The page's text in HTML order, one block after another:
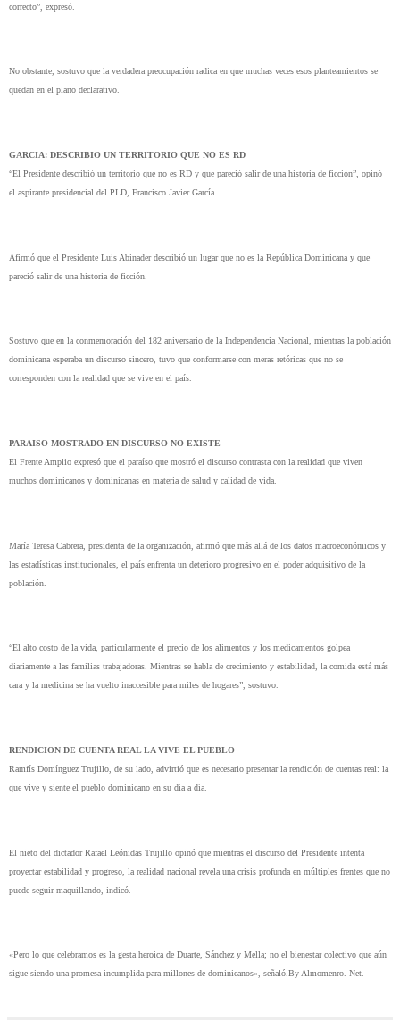
correcto”, expresó.
No obstante, sostuvo que la verdadera preocupación radica en que muchas veces esos planteamientos se
quedan en el plano declarativo.
GARCIA: DESCRIBIO UN TERRITORIO QUE NO ES RD
“El Presidente describió un territorio que no es RD y que pareció salir de una historia de ficción”, opinó
el aspirante presidencial del PLD, Francisco Javier García.
Afirmó que el Presidente Luis Abinader describió un lugar que no es la República Dominicana y que
pareció salir de una historia de ficción.
Sostuvo que en la conmemoración del 182 aniversario de la Independencia Nacional, mientras la población
dominicana esperaba un discurso sincero, tuvo que conformarse con meras retóricas que no se
corresponden con la realidad que se vive en el país.
PARAISO MOSTRADO EN DISCURSO NO EXISTE
El Frente Amplio expresó que el paraíso que mostró el discurso contrasta con la realidad que viven
muchos dominicanos y dominicanas en materia de salud y calidad de vida.
María Teresa Cabrera, presidenta de la organización, afirmó que más allá de los datos macroeconómicos y
las estadísticas institucionales, el país enfrenta un deterioro progresivo en el poder adquisitivo de la
población.
“El alto costo de la vida, particularmente el precio de los alimentos y los medicamentos golpea
diariamente a las familias trabajadoras. Mientras se habla de crecimiento y estabilidad, la comida está más
cara y la medicina se ha vuelto inaccesible para miles de hogares”, sostuvo.
RENDICION DE CUENTA REAL LA VIVE EL PUEBLO
Ramfís Domínguez Trujillo, de su lado, advirtió que es necesario presentar la rendición de cuentas real: la
que vive y siente el pueblo dominicano en su día a día.
El nieto del dictador Rafael Leónidas Trujillo opinó que mientras el discurso del Presidente intenta
proyectar estabilidad y progreso, la realidad nacional revela una crisis profunda en múltiples frentes que no
puede seguir maquillando, indicó.
«Pero lo que celebramos es la gesta heroica de Duarte, Sánchez y Mella; no el bienestar colectivo que aún
sigue siendo una promesa incumplida para millones de dominicanos», señaló.By Almomenro. Net.